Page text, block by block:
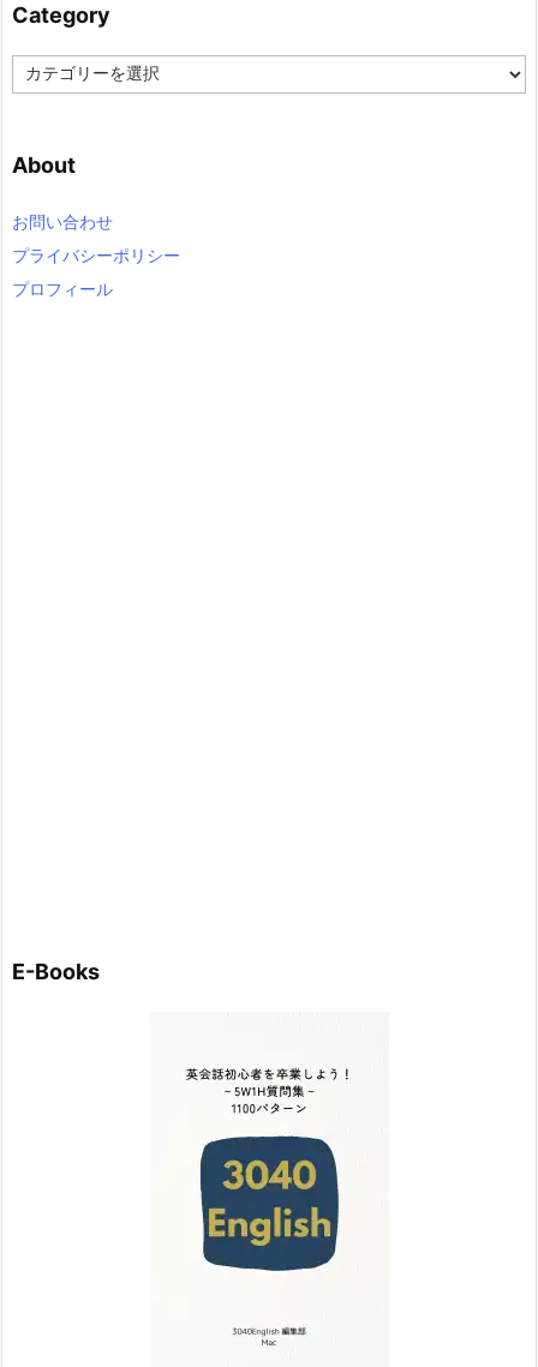
Category
a
g
r
About
お問い合わせ
プライバシーポリシー
プロフィール
E-Books